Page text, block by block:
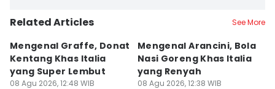
Related Articles See More
Mengenal Graffe, Donat
Kentang Khas Italia
yang Super Lembut
08 Agu 2026, 12:48 WIB
Mengenal Arancini, Bola
Nasi Goreng Khas Italia
yang Renyah
08 Agu 2026, 12:38 WIB